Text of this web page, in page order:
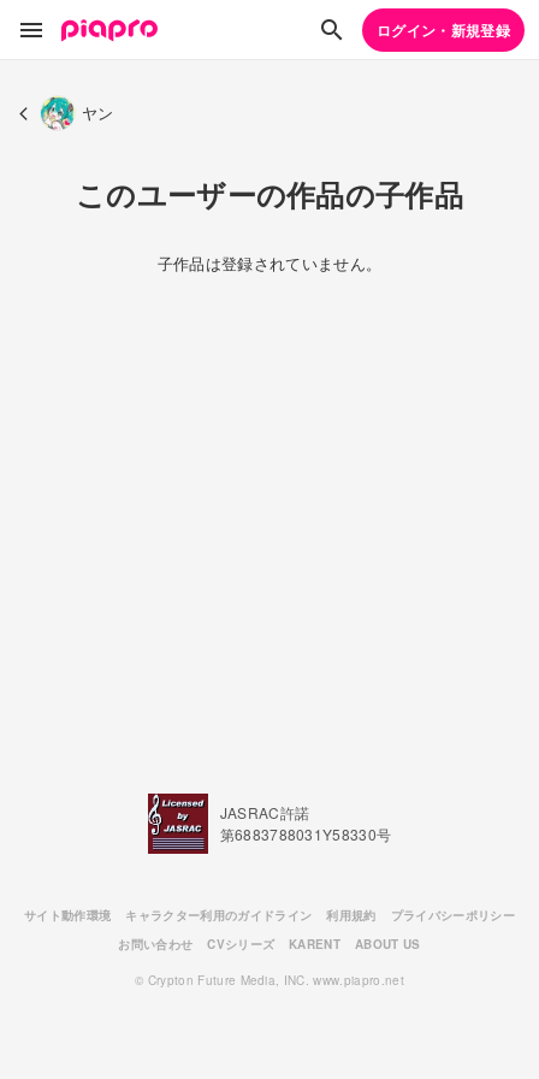
ログイン・新規登録
ヤン
このユーザーの作品の子作品
子作品は登録されていません。
JASRAC許諾
第6883788031Y58330号
サイト動作環境 キャラクター利用のガイドライン 利用規約
プライバシーポリシー
お問い合わせ
CVシリーズ KARENT ABOUT US
© Crypton Future Media, INC. www.piapro.net